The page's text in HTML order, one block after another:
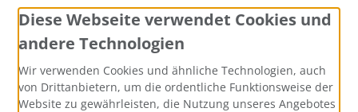
Zahlungsmethoden
Diese Webseite verwendet Cookies und
andere Technologien
Wir verwenden Cookies und ähnliche Technologien, auch
von Drittanbietern, um die ordentliche Funktionsweise der
Website zu gewährleisten, die Nutzung unseres Angebotes